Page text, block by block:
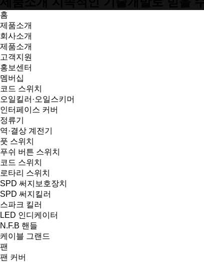
홈
제품소개
회사소개
제품소개
고객지원
홍보센터
멤버십
코드 스위치
오일킬러·오일스키머
인터페이스 커버
정류기
역·결상 계전기
풋 스위치
푸쉬 버튼 스위치
코드 스위치
로타리 스위치
SPD 써지보호장치
SPD 써지킬러
스파크 킬러
LED 인디케이터
N.F.B 핸들
케이블 그랜드
팬
팬 커버